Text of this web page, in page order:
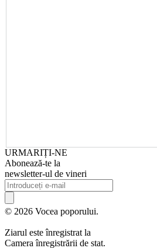
URMARIȚI-NE
Abonează-te la
newsletter-ul de vineri
© 2026 Vocea poporului.
Ziarul este înregistrat la
Camera înregistrării de stat.